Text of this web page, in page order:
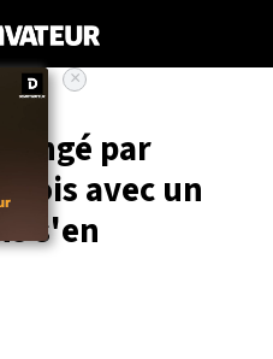
par
avec un
s'en
×